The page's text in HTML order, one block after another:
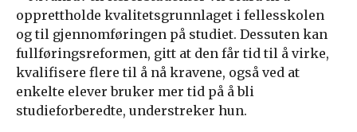
opprettholde kvalitetsgrunnlaget i fellesskolen
og til gjennomføringen på studiet. Dessuten kan
fullføringsreformen, gitt at den får tid til å virke,
kvalifisere flere til å nå kravene, også ved at
enkelte elever bruker mer tid på å bli
studieforberedte, understreker hun.